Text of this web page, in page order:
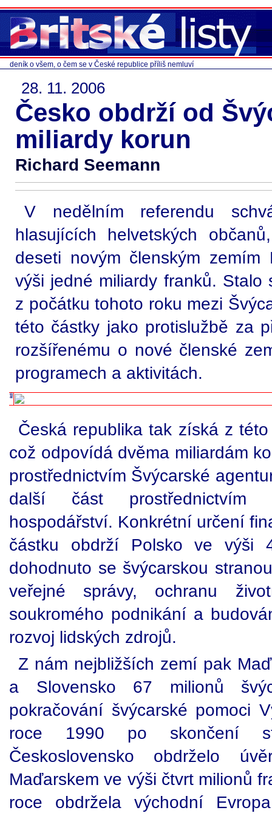
deník o všem, o čem se v České republice příliš nemluví
28. 11. 2006
Česko obdrží od
miliardy korun
Richard Seemann
V nedělním referendu
hlasujících helvetských
deseti novým členským
výši jedné miliardy franků.
z počátku tohoto roku mezi
této částky jako protislužbě za
rozšířenému o nové členské
programech a aktivitách.
Česká republika tak získá z
což odpovídá dvěma miliardám
prostřednictvím Švýcarské
další část prostřednictvím
hospodářství. Konkrétní určení
částku obdrží Polsko ve výši
dohodnuto se švýcarskou
veřejné správy, ochranu
soukromého podnikání a
rozvoj lidských zdrojů.
Z nám nejbližších zemí pak
a Slovensko 67 milionů
pokračování švýcarské pomoci
roce 1990 po skončení
Československo obdrželo
Maďarskem ve výši čtvrt milionů
roce obdržela východní